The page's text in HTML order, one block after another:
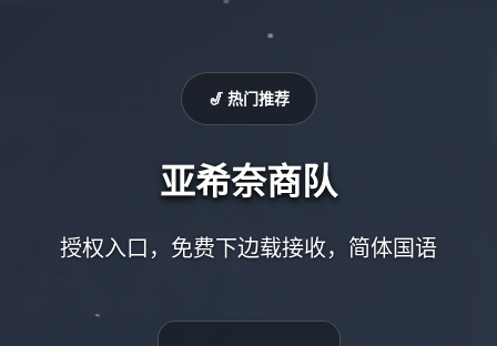
🎷 热门推荐
亚希奈商队
授权入口，免费下边载接收，简体国语